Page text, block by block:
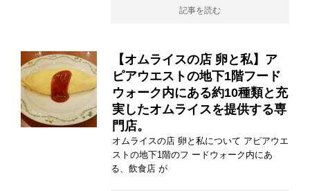
記事を読む
【オムライスの店 卵と私】ア
ピアウエストの地下1階フード
ウォーク内にある約10種類と充
実したオムライスを提供する専
門店。
オムライスの店 卵と私について アピアウエ
ストの地下1階のフ ードウォーク内にあ
る、飲食店 が